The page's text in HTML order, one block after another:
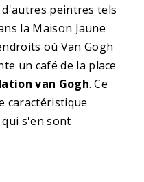
peintres tels
la Maison Jaune
où Van Gogh
un café de la place
van Gogh. Ce
caractéristique
s'en sont